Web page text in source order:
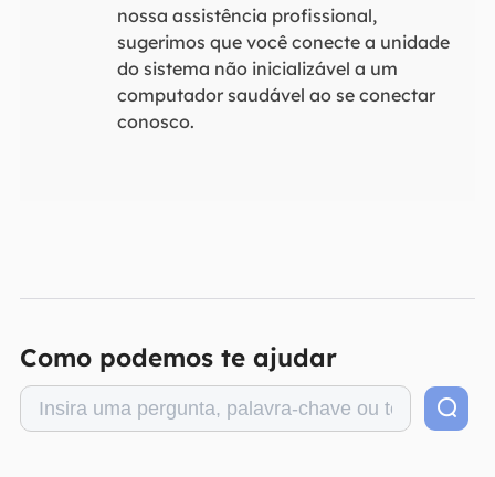
nossa assistência profissional,
sugerimos que você conecte a unidade
do sistema não inicializável a um
computador saudável ao se conectar
conosco.
Como podemos te ajudar